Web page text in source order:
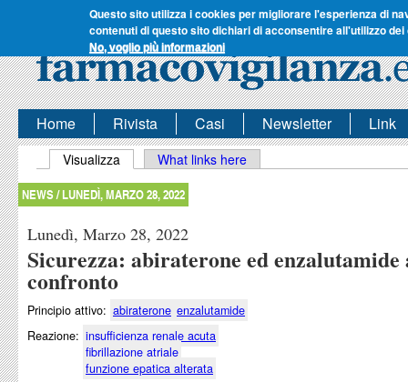
Questo sito utilizza i cookies per migliorare l'esperienza di
contenuti di questo sito dichiari di acconsentire all'utilizzo dei
No, voglio più informazioni
Home Rivista Casi Newsletter Link
Schede primarie
Visualizza (scheda attiva)
What links here
NEWS /LUNEDÌ, MARZO 28, 2022
Lunedì, Marzo 28, 2022
Sicurezza: abiraterone ed enzalutamide
confronto
Principio attivo: abiraterone enzalutamide
Reazione: insufficienza renale acuta
fibrillazione atriale
funzione epatica alterata